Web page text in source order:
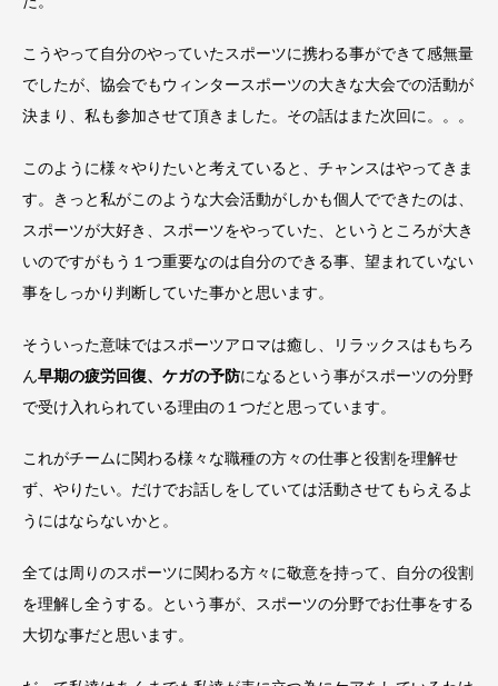
こうやって自分のやっていたスポーツに携わる事ができて感無量
でしたが、協会でもウィンタースポーツの大きな大会での活動が
決まり、私も参加させて頂きました。その話はまた次回に。。。
このように様々やりたいと考えていると、チャンスはやってきま
す。きっと私がこのような大会活動がしかも個人でできたのは、
スポーツが大好き、スポーツをやっていた、というところが大き
いのですがもう１つ重要なのは自分のできる事、望まれていない
事をしっかり判断していた事かと思います。
そういった意味ではスポーツアロマは癒し、リラックスはもちろ
ん早期の疲労回復、ケガの予防になるという事がスポーツの分野
で受け入れられている理由の１つだと思っています。
これがチームに関わる様々な職種の方々の仕事と役割を理解せ
ず、やりたい。だけでお話しをしていては活動させてもらえるよ
うにはならないかと。
全ては周りのスポーツに関わる方々に敬意を持って、自分の役割
を理解し全うする。という事が、スポーツの分野でお仕事をする
大切な事だと思います。